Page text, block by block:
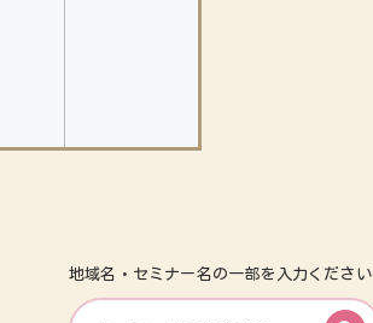
地域名・セミナー名の一部を入力ください